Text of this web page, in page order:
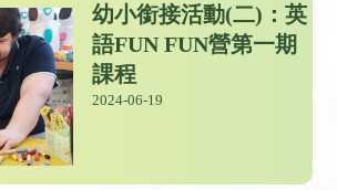
幼小銜接活動(二)：英
語FUN FUN營第一期
課程
2024-06-19